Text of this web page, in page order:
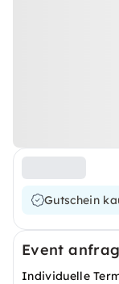
Gutschein
Event
Individuelle